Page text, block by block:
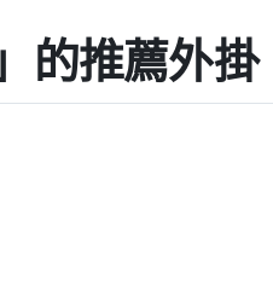
的推薦外掛